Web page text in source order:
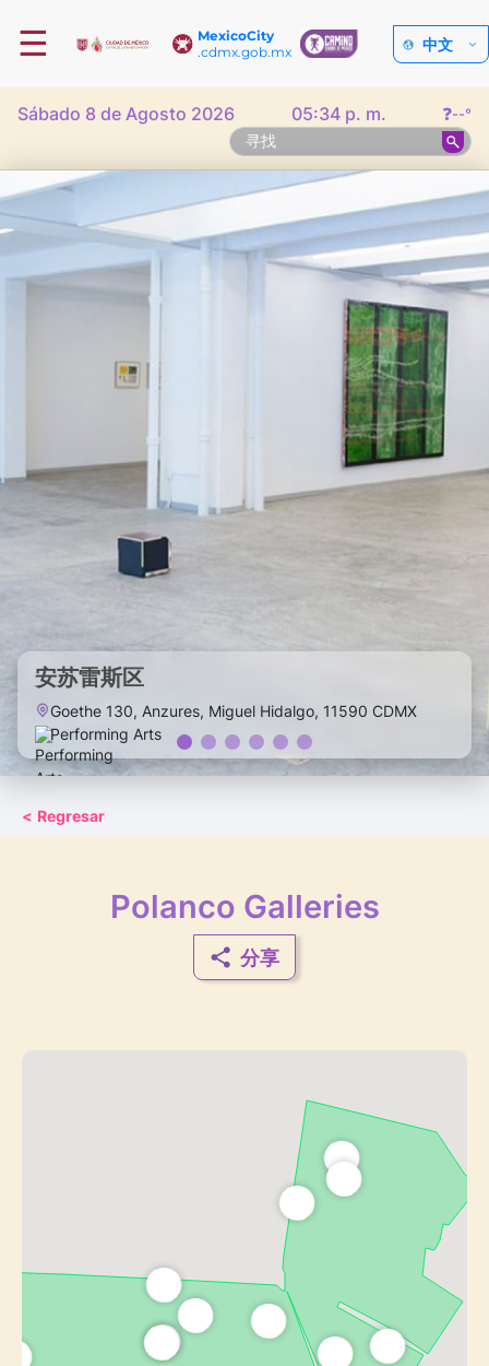
MexicoCity
.cdmx.gob.mx
☰ 中文
Sábado 8 de Agosto 2026 05:34 p. m. ❓--°
安苏雷斯区
Goethe 130, Anzures, Miguel Hidalgo, 11590 CDMX
Performing Arts
< Regresar
Polanco Galleries
分享